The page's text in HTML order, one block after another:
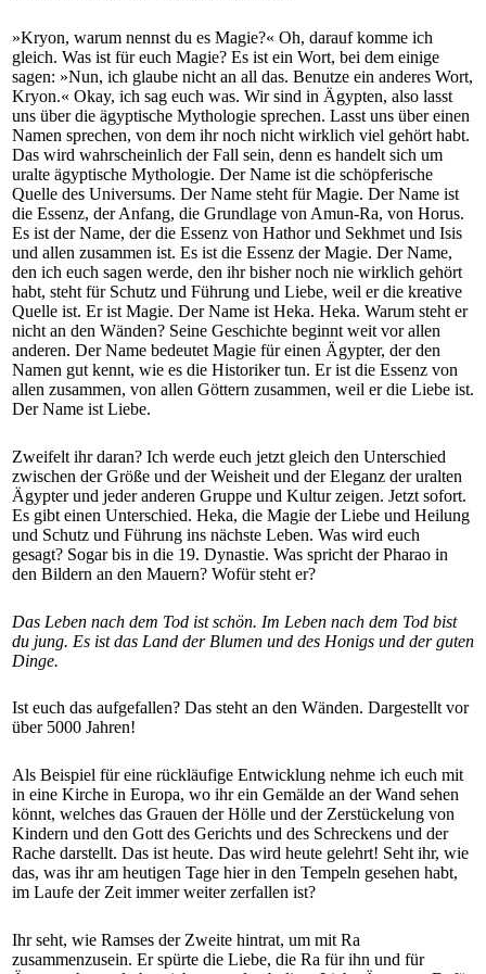
»Kryon, warum nennst du es Magie?« Oh, darauf komme ich
gleich. Was ist für euch Magie? Es ist ein Wort, bei dem einige
sagen: »Nun, ich glaube nicht an all das. Benutze ein anderes Wort,
Kryon.« Okay, ich sag euch was. Wir sind in Ägypten, also lasst
uns über die ägyptische Mythologie sprechen. Lasst uns über einen
Namen sprechen, von dem ihr noch nicht wirklich viel gehört habt.
Das wird wahrscheinlich der Fall sein, denn es handelt sich um
uralte ägyptische Mythologie. Der Name ist die schöpferische
Quelle des Universums. Der Name steht für Magie. Der Name ist
die Essenz, der Anfang, die Grundlage von Amun-Ra, von Horus.
Es ist der Name, der die Essenz von Hathor und Sekhmet und Isis
und allen zusammen ist. Es ist die Essenz der Magie. Der Name,
den ich euch sagen werde, den ihr bisher noch nie wirklich gehört
habt, steht für Schutz und Führung und Liebe, weil er die kreative
Quelle ist. Er ist Magie. Der Name ist Heka. Heka. Warum steht er
nicht an den Wänden? Seine Geschichte beginnt weit vor allen
anderen. Der Name bedeutet Magie für einen Ägypter, der den
Namen gut kennt, wie es die Historiker tun. Er ist die Essenz von
allen zusammen, von allen Göttern zusammen, weil er die Liebe ist.
Der Name ist Liebe.
Zweifelt ihr daran? Ich werde euch jetzt gleich den Unterschied
zwischen der Größe und der Weisheit und der Eleganz der uralten
Ägypter und jeder anderen Gruppe und Kultur zeigen. Jetzt sofort.
Es gibt einen Unterschied. Heka, die Magie der Liebe und Heilung
und Schutz und Führung ins nächste Leben. Was wird euch
gesagt? Sogar bis in die 19. Dynastie. Was spricht der Pharao in
den Bildern an den Mauern? Wofür steht er?
Das Leben nach dem Tod ist schön. Im Leben nach dem Tod bist
du jung. Es ist das Land der Blumen und des Honigs und der guten
Dinge.
Ist euch das aufgefallen? Das steht an den Wänden. Dargestellt vor
über 5000 Jahren!
Als Beispiel für eine rückläufige Entwicklung nehme ich euch mit
in eine Kirche in Europa, wo ihr ein Gemälde an der Wand sehen
könnt, welches das Grauen der Hölle und der Zerstückelung von
Kindern und den Gott des Gerichts und des Schreckens und der
Rache darstellt. Das ist heute. Das wird heute gelehrt! Seht ihr, wie
das, was ihr am heutigen Tage hier in den Tempeln gesehen habt,
im Laufe der Zeit immer weiter zerfallen ist?
Ihr seht, wie Ramses der Zweite hintrat, um mit Ra
zusammenzusein. Er spürte die Liebe, die Ra für ihn und für